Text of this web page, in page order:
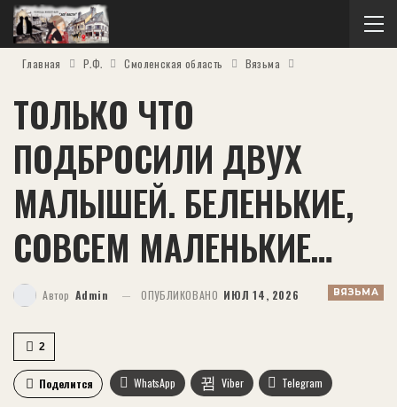
Главная Р.Ф. Смоленская область Вязьма
ТОЛЬКО ЧТО
ПОДБРОСИЛИ ДВУХ
МАЛЫШЕЙ. БЕЛЕНЬКИЕ,
СОВСЕМ МАЛЕНЬКИЕ…
ВЯЗЬМА
Автор Admin ОПУБЛИКОВАНО ИЮЛ 14, 2026
2
Поделится WhatsApp Viber Telegram